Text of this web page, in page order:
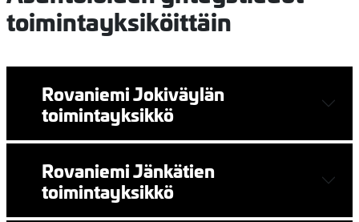
toimintayksiköittäin
Rovaniemi Jokiväylän
toimintayksikkö
Rovaniemi Jänkätien
toimintayksikkö